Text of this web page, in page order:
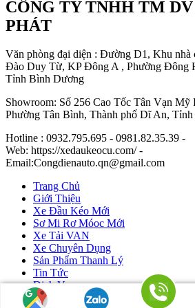
CÔNG TY TNHH TM
PHÁT
Văn phòng đại diện : Đường D1, Khu nhà
Đào Duy Từ, KP Đông A , Phường Đông
Tỉnh Bình Dương
Showroom: Số 256 Cao Tốc Tân Vạn Mỹ
Phường Tân Bình, Thành phố Dĩ An,
Hotline : 0932.795.695 - 0981.82.35.39 -
Web: https://xedaukeocu.com/ -
Email:Congdienauto.qn@gmail.com
Trang Chủ
Giới Thiệu
Xe Đầu Kéo Mới
Sơ Mi Rơ Móoc Mới
Xe Tải VAN
Xe Chuyên Dụng
Sản Phẩm Thanh Lý
Tin Tức
Dịch Vụ
Liên Hệ